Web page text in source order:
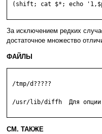
(shift; cat $*; echo
За исключением редких
достаточное множество
ФАЙЛЫ
/tmp/d?????
/usr/lib/diffh  Для
СМ. ТАКЖЕ